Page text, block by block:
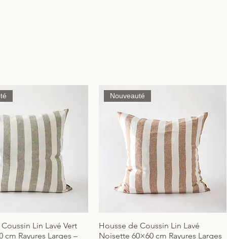
Aperçu rapideLin Lavé Vert
cm Rayures Larges –
Aperçu rapide
Nouveauté
Housse de Coussin Lin Lavé
Noisette 60×60 cm Rayures Larges